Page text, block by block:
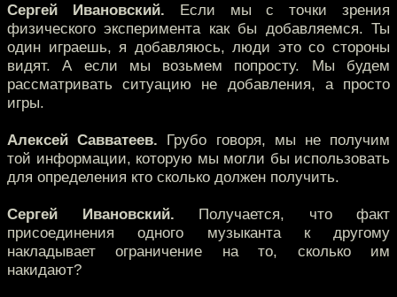
Сергей Ивановский. Если мы с точки зрения
физического эксперимента как бы добавляемся. Ты
один играешь, я добавляюсь, люди это со стороны
видят. А если мы возьмем попросту. Мы будем
рассматривать ситуацию не добавления, а просто
игры.
Алексей Савватеев. Грубо говоря, мы не получим
той информации, которую мы могли бы использовать
для определения кто сколько должен получить.
Сергей Ивановский. Получается, что факт
присоединения одного музыканта к другому
накладывает ограничение на то, сколько им
накидают?